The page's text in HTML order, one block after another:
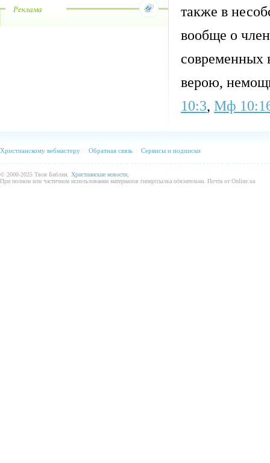
Реклама
также в
вообще о
современных
верою,
10:3, Мф
Христианскому вебмастеру Обратная связь Сервисы и подписки
© 2000-2025 Твоя Библия. Христианские новости
При полном или частичном использовании материалов гиперссылка обязательна. Почта от Online.ua